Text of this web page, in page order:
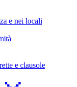
e nei locali
e clausole